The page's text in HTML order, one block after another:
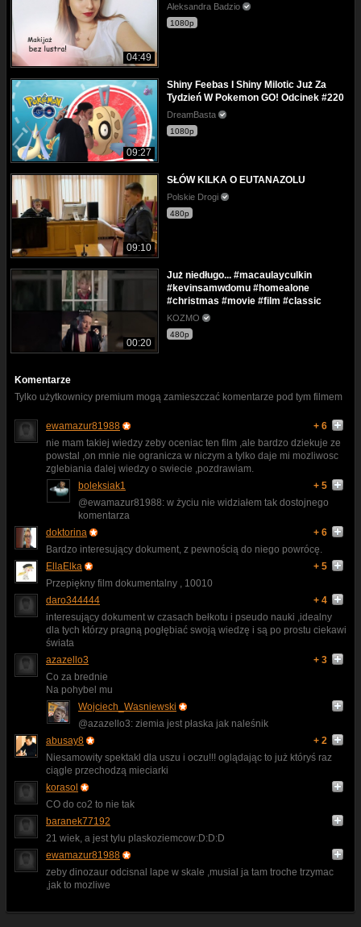
04:49
Aleksandra Badzio
1080p
09:27
Shiny Feebas I Shiny Milotic Już Za
Tydzień W Pokemon GO! Odcinek #220
DreamBasta
1080p
09:10
SŁÓW KILKA O EUTANAZOLU
Polskie Drogi
480p
00:20
Już niedługo... #macaulayculkin
#kevinsamwdomu #homealone
#christmas #movie #film #classic
KOZMO
480p
Komentarze
Tylko użytkownicy premium mogą zamieszczać komentarze pod tym filmem
ewamazur81988
+ 6
nie mam takiej wiedzy zeby oceniac ten film ,ale bardzo dziekuje ze
powstal ,on mnie nie ogranicza w niczym a tylko daje mi mozliwosc
zglebiania dalej wiedzy o swiecie ,pozdrawiam.
boleksiak1
+ 5
@ewamazur81988: w życiu nie widziałem tak dostojnego
komentarza
doktorina
+ 6
Bardzo interesujący dokument, z pewnością do niego powrócę.
EllaElka
+ 5
Przepiękny film dokumentalny , 10010
daro344444
+ 4
interesujący dokument w czasach bełkotu i pseudo nauki ,idealny
dla tych którzy pragną pogłębiać swoją wiedzę i są po prostu ciekawi
świata
azazello3
+ 3
Co za brednie
Na pohybel mu
Wojciech_Wasniewski
@azazello3: ziemia jest płaska jak naleśnik
abusay8
+ 2
Niesamowity spektakl dla uszu i oczu!!! oglądając to już któryś raz
ciągle przechodzą mieciarki
korasol
CO do co2 to nie tak
baranek77192
21 wiek, a jest tylu plaskoziemcow:D:D:D
ewamazur81988
zeby dinozaur odcisnal lape w skale ,musial ja tam troche trzymac
,jak to mozliwe